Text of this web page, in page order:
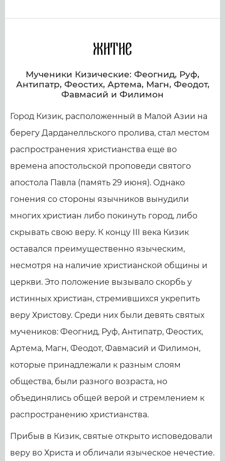
Житие
Мученики Кизические: Феогнид, Руф,
Антипатр, Феостих, Артема, Магн, Феодот,
Фавмасий и Филимон
Город Кизик, расположенный в Малой Азии на
берегу Дарданелльского пролива, стал местом
распространения христианства еще во
времена апостольской проповеди святого
апостола Павла (память 29 июня). Однако
гонения со стороны язычников вынудили
многих христиан либо покинуть город, либо
скрывать свою веру. К концу III века Кизик
оставался преимущественно языческим,
несмотря на наличие христианской общины и
церкви. Это положение вызывало скорбь у
истинных христиан, стремившихся укрепить
веру Христову. Среди них были девять святых
мучеников: Феогнид, Руф, Антипатр, Феостих,
Артема, Магн, Феодот, Фавмасий и Филимон,
которые принадлежали к разным слоям
общества, были разного возраста, но
объединялись общей верой и стремлением к
распространению христианства.
Прибыв в Кизик, святые открыто исповедовали
веру во Христа и обличали языческое нечестие.